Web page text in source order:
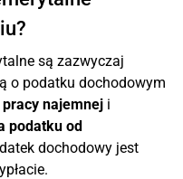
są zazwyczaj
o podatku dochodowym
najemnej i
podatku od
dochodowy jest